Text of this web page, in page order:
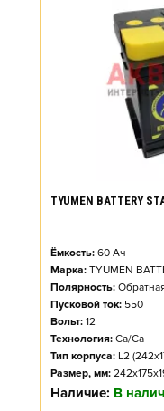
TYUMEN BATTERY
Ёмкость: 60 Ач
Марка: TYUMEN
Полярность:
Пусковой ток: 550
Вольт: 12
Технология: Ca/Ca
Тип корпуса: L2
Размер, мм:
Наличие: В